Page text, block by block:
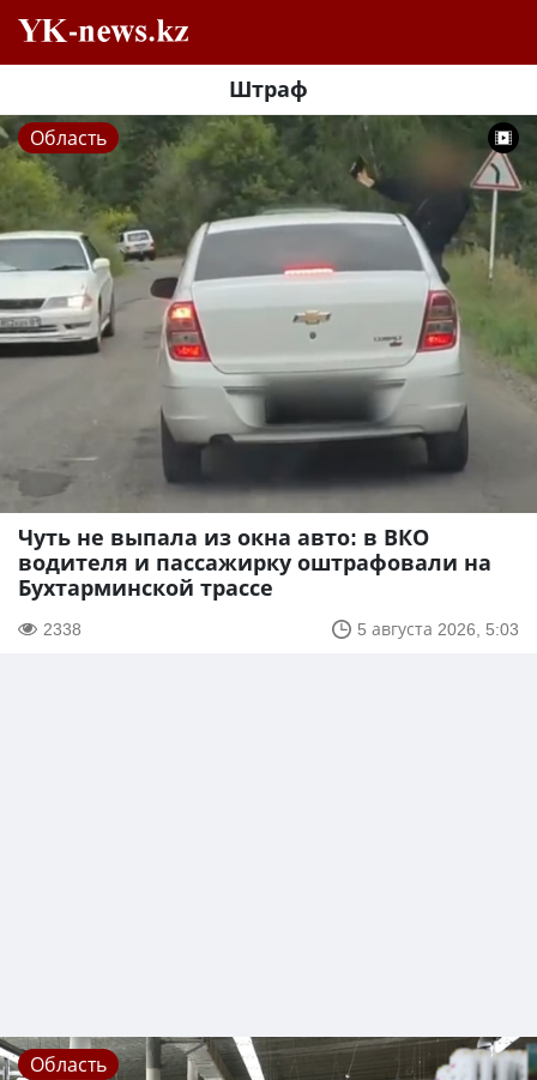
Штраф
Область
Чуть не выпала из окна авто: в ВКО
водителя и пассажирку оштрафовали на
Бухтарминской трассе
2338 5 августа 2026, 5:03
Область